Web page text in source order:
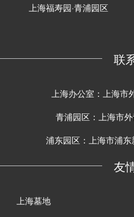
上海福寿园·青浦园区
联
上海办公室：上海
青浦园区：上海市
浦东园区：上海市浦
友
上海墓地